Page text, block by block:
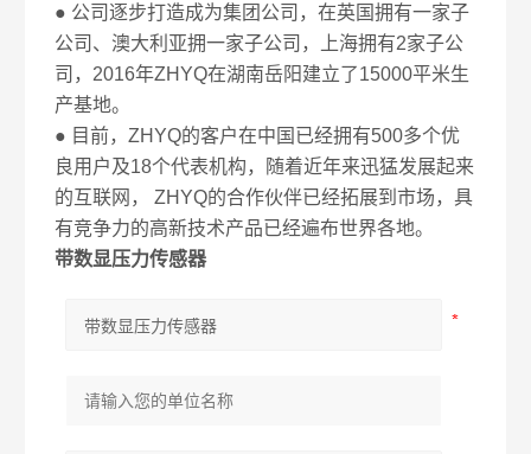
● 公司逐步打造成为集团公司，在英国拥有一家子
公司、澳大利亚拥一家子公司，上海拥有2家子公
司，2016年ZHYQ在湖南岳阳建立了15000平米生
产基地。
● 目前，ZHYQ的客户在中国已经拥有500多个优
良用户及18个代表机构，随着近年来迅猛发展起来
的互联网， ZHYQ的合作伙伴已经拓展到市场，具
有竞争力的高新技术产品已经遍布世界各地。
带数显压力传感器